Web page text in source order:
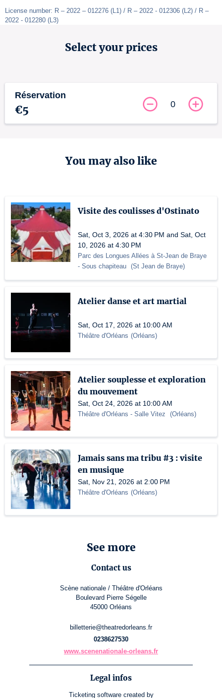
License number: R – 2022 – 012276 (L1) / R – 2022 - 012306 (L2) / R –
2022 - 012280 (L3)
Select your prices
Réservation
€5 0
You may also like
Visite des coulisses d'Ostinato
Sat, Oct 3, 2026 at 4:30 PM and Sat, Oct
10, 2026 at 4:30 PM
Parc des Longues Allées à St-Jean de Braye
- Sous chapiteau (St Jean de Braye)
Atelier danse et art martial
Sat, Oct 17, 2026 at 10:00 AM
Théâtre d'Orléans (Orléans)
Atelier souplesse et exploration
du mouvement
Sat, Oct 24, 2026 at 10:00 AM
Théâtre d'Orléans - Salle Vitez (Orléans)
Jamais sans ma tribu #3 : visite
en musique
Sat, Nov 21, 2026 at 2:00 PM
Théâtre d'Orléans (Orléans)
See more
Contact us
Scène nationale / Théâtre d'Orléans
Boulevard Pierre Ségelle
45000 Orléans
billetterie@theatredorleans.fr
0238627530
www.scenenationale-orleans.fr
Legal infos
Ticketing software created by